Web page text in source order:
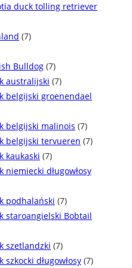
duck tolling retriever
(7)
Bulldog (7)
australijski (7)
belgijski groenendael
belgijski malinois (7)
belgijski tervueren (7)
kaukaski (7)
niemiecki długowłosy
podhalański (7)
staroangielski Bobtail
szetlandzki (7)
szkocki długowłosy (7)